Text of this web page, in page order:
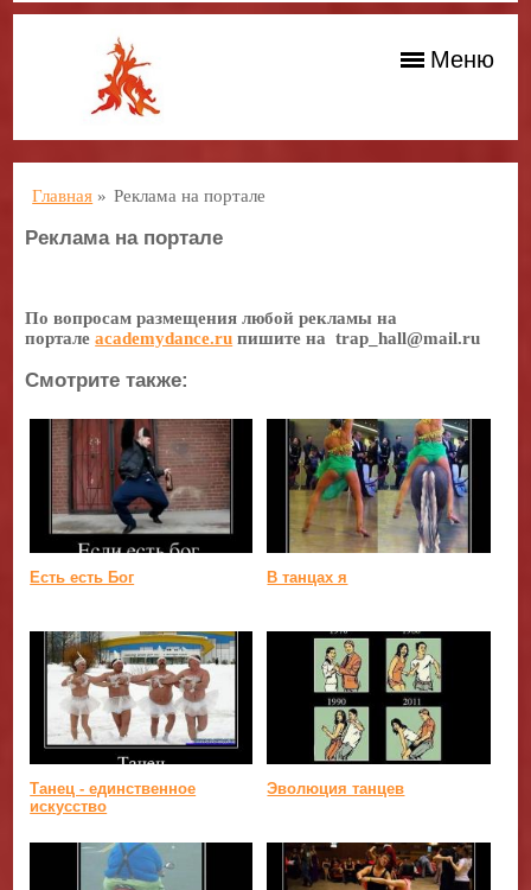
Меню
Главная » Реклама на портале
Реклама на портале
По вопросам размещения любой рекламы на
порталеacademydance.ru пишите на trap_hall@mail.ru
Смотрите также:
Есть есть Бог В танцах я
Танец - единственное
искусство
Эволюция танцев